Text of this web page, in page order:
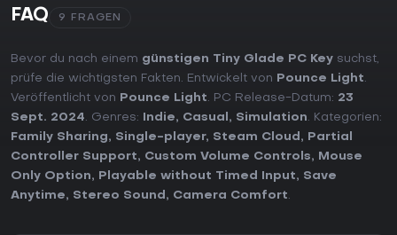
FAQ 9 FRAGEN
Bevor du nach einem günstigen Tiny Glade PC Key suchst,
prüfe die wichtigsten Fakten. Entwickelt von
Pounce Light.
Veröffentlicht von
Pounce Light. PC Release-Datum: 23
Sept. 2024. Genres: Indie, Casual , Simulation. Kategorien:
Family Sharing, Single-player, Steam Cloud ,
Partial
Controller Support, Custom Volume Controls,
Mouse
Only Option, Playable without Timed Input, Save
Anytime, Stereo Sound , Camera Comfort.